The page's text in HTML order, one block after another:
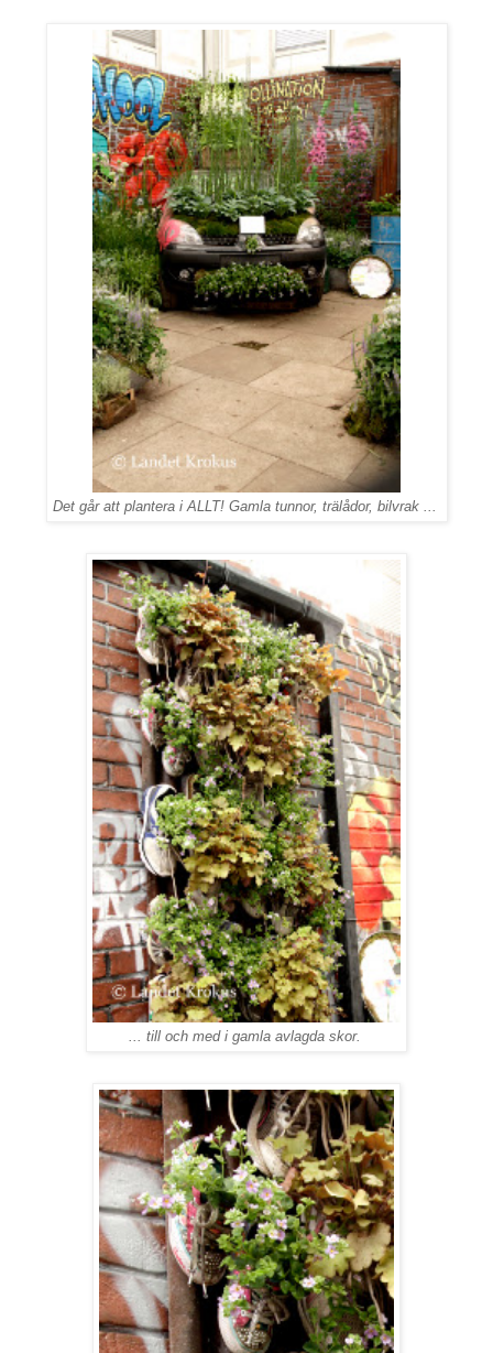
Det går att plantera i ALLT! Gamla tunnor, trälådor, bilvrak ...
... till och med i gamla avlagda skor.